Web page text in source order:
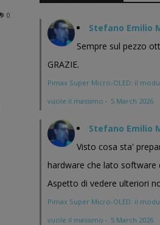
0
Stefano Emilio
Sempre sul pezzo
GRAZIE.
Pimax Super Micro-OLED: il
vuole il massimo · 5 March 2026
Stefano Emilio
Visto cosa sta'
hardware che lato software
Aspetto di vedere ulteriori
Pimax Super Micro-OLED: il
vuole il massimo · 5 March 2026